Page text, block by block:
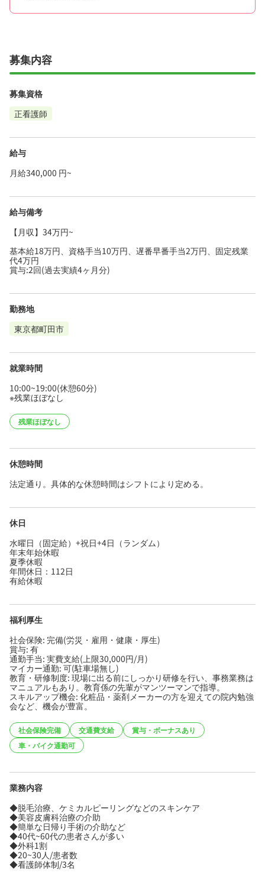
募集内容
募集資格
正看護師
給与
月給340,000 円~
給与備考
【月収】34万円~
基本給18万円、資格手当10万円、遅番早番手当2万円、固定残業
代4万円
賞与:2回(過去実績4ヶ月分)
勤務地
東京都町田市
就業時間
10:00~19:00(休憩60分)
※残業ほぼなし
残業ほぼなし
休憩時間
法定通り。具体的な休憩時間はシフトにより定める。
休日
水曜日（固定給）+祝日+4日（ランダム）
年末年始休暇
夏季休暇
年間休日：112日
有給休暇
福利厚生
社会保険: 完備(労災・雇用・健康・厚生)
賞与: 有
通勤手当: 実費支給(上限30,000円/月)
マイカー通勤: 可(駐車場無し)
教育・研修制度: 現場に出る前にしっかり研修を行い、事務業務は
マニュアルもあり。教育係の先輩がマンツーマンで指導。
スキルアップ機会: 化粧品・薬剤メーカーの方を迎えての院内勉強
会など、機会が豊富。
社会保険完備 交通費支給
賞与・ボーナスあり
車・バイク通勤可
業務内容
◆脱毛治療、ケミカルピーリングなどのスキンケア
◆美容皮膚科治療の介助
◆簡単な日帰り手術の介助など
◆40代~60代の患者さんが多い
◆外科1割
◆20~30人/患者数
◆看護師体制/3名